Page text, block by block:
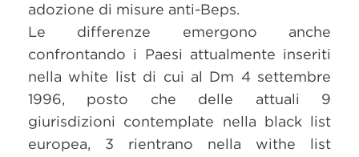
adozione di misure anti-Beps.
Le differenze emergono anche
confrontando i Paesi attualmente inseriti
nella white list di cui al Dm 4 settembre
1996, posto che delle attuali 9
giurisdizioni contemplate nella black list
europea, 3 rientrano nella withe list